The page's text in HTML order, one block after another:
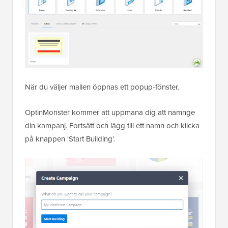
När du väljer mallen öppnas ett popup-fönster.
OptinMonster kommer att uppmana dig att namnge
din kampanj. Fortsätt och lägg till ett namn och klicka
på knappen 'Start Building'.